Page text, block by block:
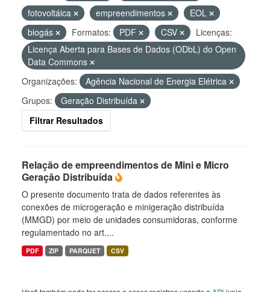
fotovoltáica
empreendimentos
EOL
biogás
Formatos: PDF CSV
Licenças:
Licença Aberta para Bases de Dados (ODbL) do Open
Data Commons
Organizações:
Agência Nacional de Energia Elétrica
Grupos:
Geração Distribuída
Filtrar Resultados
Relação de empreendimentos de Mini e Micro
Geração Distribuída
O presente documento trata de dados referentes às
conexões de microgeração e minigeração distribuída
(MMGD) por meio de unidades consumidoras, conforme
regulamentado no art....
PDF ZIP PARQUET CSV